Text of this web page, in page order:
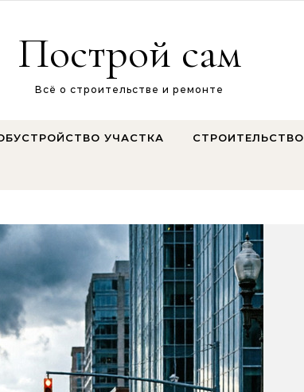
Построй сам
Всё о строительстве и ремонте
УЧАСТКА СТРОИТЕЛЬСТВО